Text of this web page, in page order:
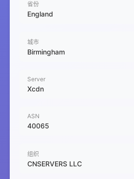
省份
England
城市
Birmingham
Server
Xcdn
ASN
40065
组织
CNSERVERS LLC